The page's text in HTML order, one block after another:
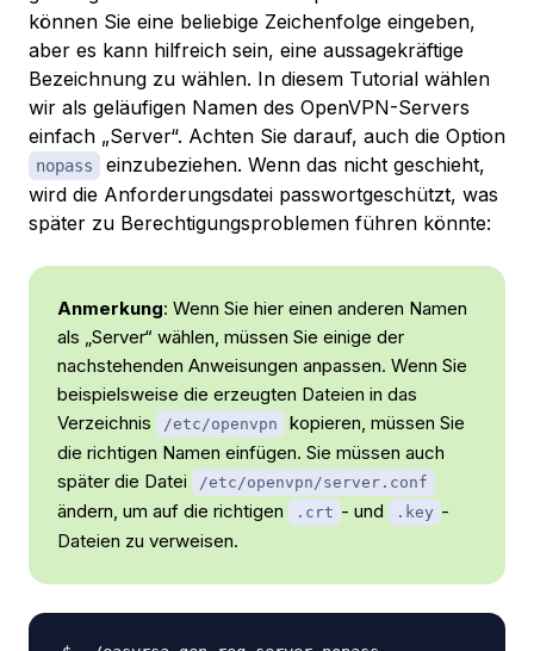
können Sie eine beliebige Zeichenfolge eingeben,
aber es kann hilfreich sein, eine aussagekräftige
Bezeichnung zu wählen. In diesem Tutorial wählen
wir als geläufigen Namen des OpenVPN-Servers
einfach „Server“. Achten Sie darauf, auch die Option
nopass
einzubeziehen. Wenn das nicht geschieht,
wird die Anforderungsdatei passwortgeschützt, was
später zu Berechtigungsproblemen führen könnte:
Anmerkung: Wenn Sie hier einen anderen Namen
als „Server“ wählen, müssen Sie einige der
nachstehenden Anweisungen anpassen. Wenn Sie
beispielsweise die erzeugten Dateien in das
Verzeichnis
/etc/openvpn
kopieren, müssen Sie
die richtigen Namen einfügen. Sie müssen auch
später die Datei
/etc/openvpn/server.conf
ändern, um auf die richtigen .crt - und .key -
Dateien zu verweisen.